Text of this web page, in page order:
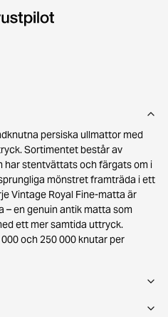
persiska ullmattor med
Sortimentet består av
har stentvättats och färgats om i
mönstret framträda i ett
Vintage Royal Fine-matta är
– en genuin antik matta som
ett mer samtida uttryck.
och 250 000 knutar per